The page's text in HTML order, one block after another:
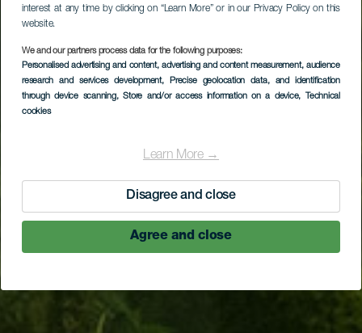
interest at any time by clicking on “Learn More” or in our Privacy Policy on this
website.
We and our partners process data for the following purposes:
Personalised advertising and content, advertising and content measurement, audience
research and services development, Precise geolocation data, and identification
through device scanning, Store and/or access information on a device, Technical
cookies
Learn More →
Disagree and close
Agree and close